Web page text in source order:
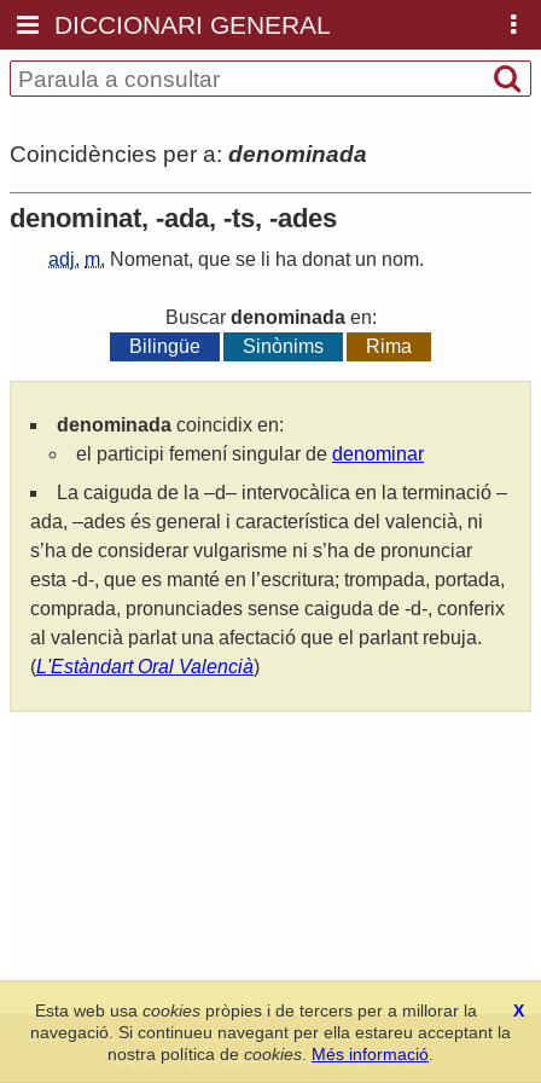
DICCIONARI GENERAL
Coincidències per a: denominada
denominat, -ada, -ts, -ades
adj. m. Nomenat, que se li ha donat un nom.
Buscar denominadaen:
Bilingüe
Sinònims Rima
denominada coincidix en:
el participi femení singular de denominar
La caiguda de la –d– intervocàlica en la terminació –
ada, –ades és general i característica del valencià, ni
s’ha de considerar vulgarisme ni s’ha de pronunciar
esta -d-, que es manté en l’escritura; trompada, portada,
comprada, pronunciades sense caiguda de -d-, conferix
al valencià parlat una afectació que el parlant rebuja.
(L'Estàndart Oral Valencià)
Secció de Llengua i Lliteratura Valencianes-Real Acadèmia de
Cultura Valenciana-Política de privacitat
X
Esta web usacookies pròpies i de tercers per a millorar la
navegació. Si continueu navegant per ella estareu acceptant la
nostra política de cookies Més informació